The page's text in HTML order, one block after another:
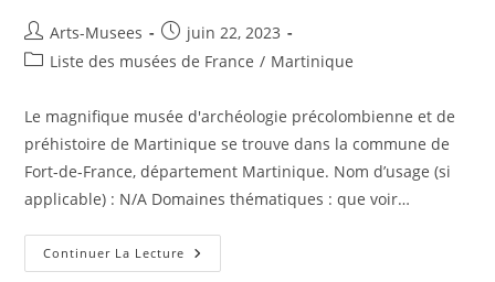
Arts-Musees
juin 22, 2023
Liste des musées de France / Martinique
Le magnifique musée d'archéologie précolombienne et de
préhistoire de Martinique se trouve dans la commune de
Fort-de-France, département Martinique. Nom d’usage (si
applicable) : N/A Domaines thématiques : que voir…
Continuer La Lecture